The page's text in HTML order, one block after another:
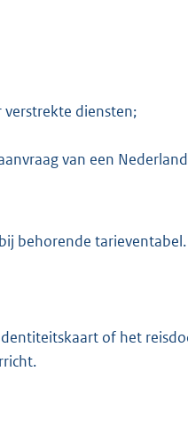
diensten;
van een
behorende tarieventabel.
of het